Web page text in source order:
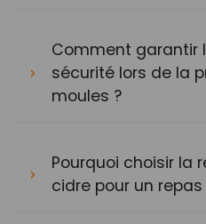
Comment garantir
sécurité lors de la
moules ?
Pourquoi choisir la
cidre pour un